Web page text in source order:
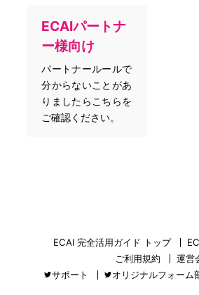
ECAIパートナ
ー様向け
パートナールールで
分からないことがあ
りましたらこちらを
ご確認ください。
ECAI 完全活用ガイド トップ
ご利用規約
運営
サポート
オリジナルフォーム